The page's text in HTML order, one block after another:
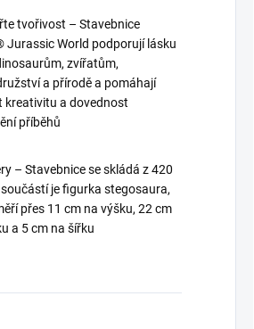
tvořivost – Stavebnice
Jurassic World podporují lásku
zvířatům,
a přírodě a pomáhají
kreativitu a dovednost
příběhů
– Stavebnice se skládá z 420
je figurka stegosaura,
přes 11 cm na výšku, 22 cm
a 5 cm na šířku